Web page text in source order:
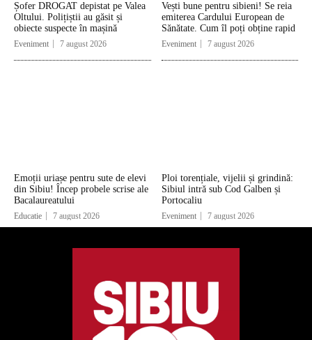
Șofer DROGAT depistat pe Valea
Oltului. Polițiștii au găsit și
obiecte suspecte în mașină
Eveniment 7 august 2026
Vești bune pentru sibieni! Se reia
emiterea Cardului European de
Sănătate. Cum îl poți obține rapid
Eveniment 7 august 2026
Emoții uriașe pentru sute de elevi
din Sibiu! Încep probele scrise ale
Bacalaureatului
Educatie 7 august 2026
Ploi torențiale, vijelii și grindină:
Sibiul intră sub Cod Galben și
Portocaliu
Eveniment 7 august 2026